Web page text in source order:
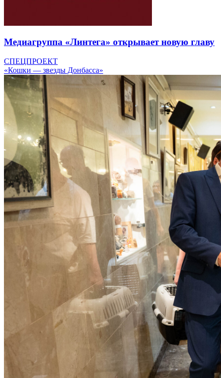
Медиагруппа «Линтега» открывает новую главу
СПЕЦПРОЕКТ
«Кошки — звезды Донбасса»